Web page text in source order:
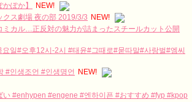
ぽか】
NEW!
クス劇場 夜の部 2019/3/3 NEW!
ミカル…正反対の魅力が詰まったスチールカット公開
톡#매주 목요일#오후12시-2시 #태윤#그때로#묻따말#사랑벌#엠씨
#인생조언 #인생명언 NEW!
#enhypen #engene #엔하이픈 #おすすめ #fyp #kpop